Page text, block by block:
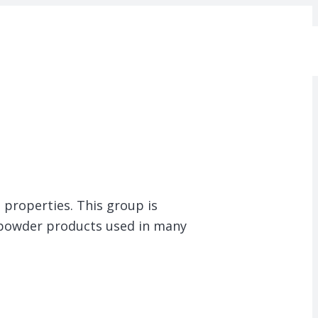
properties. This group is
products used in many